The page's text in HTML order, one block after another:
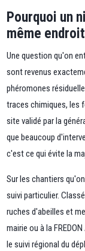
Pourquoi un
même endroit
Une question qu'on
sont revenus
phéromones
traces chimiques, les
site validé par la
que beaucoup
c'est ce qui évite la
Sur les chantiers
suivi particulier.
ruches d'abeilles et
mairie ou à la
le suivi régional du